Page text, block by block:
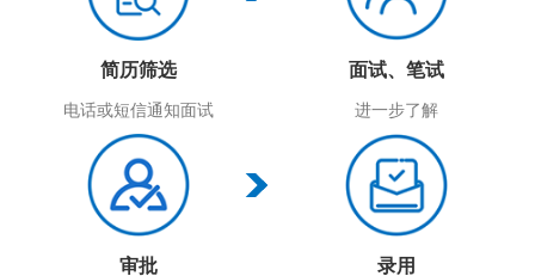
简历筛选
电话或短信通知面试
面试、笔试
进一步了解
审批 录用